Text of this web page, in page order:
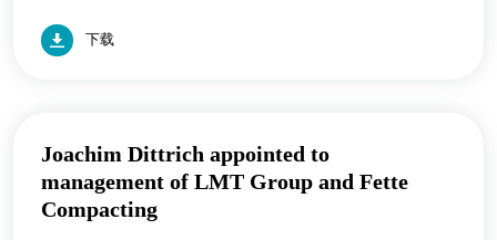
下载
Joachim Dittrich appointed to
management of LMT Group and Fette
Compacting